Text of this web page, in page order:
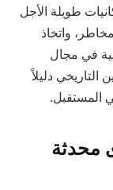
طويلة الأجل
واتخاذ
في مجال
التاريخي دليلاً
المستقبل.
محدثة